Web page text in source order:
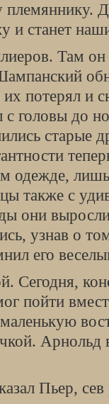
и станет
Там он
потерял и
головы до
старые
одежде,
также с
они
узнав о
его
Сегодня,
пойти
Арнольд
Пьер,